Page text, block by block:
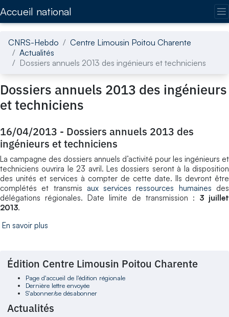
Accueil national
CNRS-Hebdo
Centre Limousin Poitou Charente
Actualités
Dossiers annuels 2013 des ingénieurs et techniciens
Dossiers annuels 2013 des ingénieurs
et techniciens
16/04/2013 - Dossiers annuels 2013 des
ingénieurs et techniciens
La campagne des dossiers annuels d’activité pour les ingénieurs et
techniciens ouvrira le 23 avril. Les dossiers seront à la disposition
des unités et services à compter de cette date. Ils devront être
complétés et transmis aux services ressources humaines des
délégations régionales. Date limite de transmission : 3 juillet
2013.
En savoir plus
Édition Centre Limousin Poitou Charente
Page d'accueil de l'édition régionale
Dernière lettre envoyée
S'abonner/se désabonner
Actualités